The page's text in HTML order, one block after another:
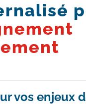
vos enjeux